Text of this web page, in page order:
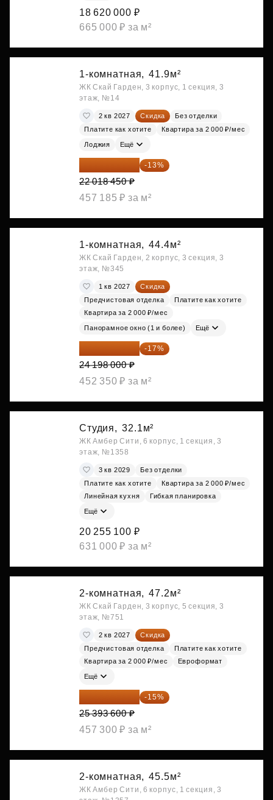
18 620 000 ₽
665 000 ₽ за м²
1-комнатная, 41.9м²
ЖК Скай Гарден, 3 корпус, 1 секция, 3
этаж, №14
2 кв 2027 Скидка
Без отделки
Платите как хотите
Квартира за 2 000 ₽/мес
Лоджия Ещё
19 156 052 ₽ -13%
22 018 450 ₽
457 185 ₽ за м²
1-комнатная, 44.4м²
ЖК Скай Гарден, 2 корпус, 3 секция, 3
этаж, №345
1 кв 2027
Скидка
Предчистовая отделка
Платите как хотите
Квартира за 2 000 ₽/мес
Панорамное окно (1 и более) Ещё
20 084 340 ₽ -17%
24 198 000 ₽
452 350 ₽ за м²
Студия, 32.1м²
ЖК Амбер Сити, 6 корпус, 1 секция, 3
этаж, №1358
3 кв 2029
Без отделки
Платите как хотите
Квартира за 2 000 ₽/мес
Линейная кухня
Гибкая планировка
Ещё
20 255 100 ₽
631 000 ₽ за м²
2-комнатная, 47.2м²
ЖК Скай Гарден, 3 корпус, 5 секция, 3
этаж, №751
2 кв 2027
Скидка
Предчистовая отделка
Платите как хотите
Квартира за 2 000 ₽/мес
Евроформат
Ещё
21 584 560 ₽ -15%
25 393 600 ₽
457 300 ₽ за м²
2-комнатная, 45.5м²
ЖК Амбер Сити, 6 корпус, 1 секция, 3